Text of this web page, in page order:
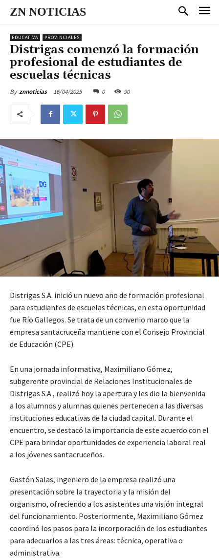
ZN NOTICIAS
EDUCATIVA PROVINCIALES
Distrigas comenzó la formación
profesional de estudiantes de
escuelas técnicas
By znnoticias 16/04/2025 0 90
Distrigas S.A. inició un nuevo año de formación profesional
para estudiantes de escuelas técnicas, en esta oportunidad
fue Río Gallegos. Se trata de un convenio marco que la
empresa santacruceña mantiene con el Consejo Provincial
de Educación (CPE).
En una jornada informativa, Maximiliano Gómez,
subgerente provincial de Relaciones Institucionales de
Distrigas S.A., realizó hoy la apertura y les dio la bienvenida
a los alumnos y alumnas quienes pertenecen a las diversas
instituciones educativas de la ciudad capital. Durante el
encuentro, se destacó la importancia de este acuerdo con el
CPE para brindar oportunidades de experiencia laboral real
a los jóvenes santacruceños.
Gastón Salas, ingeniero de la empresa realizó una
presentación sobre la trayectoria y la misión del
organismo, ofreciendo a los asistentes una visión integral
del funcionamiento. Posteriormente, Maximiliano Gómez
coordinó los pasos para la incorporación de los estudiantes
para adecuarlos a las tres áreas: técnica, operativa o
administrativa.